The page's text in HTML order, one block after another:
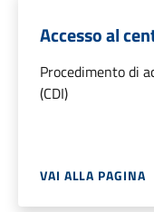
Accesso al
Procedimento di
(CDI)
VAI ALLA PAGINA